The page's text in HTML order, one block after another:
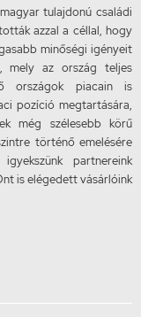
tulajdonú családi
azzal a céllal, hogy
minőségi igényeit
mely az ország teljes
országok piacain is
pozíció megtartására,
még szélesebb körű
történő emelésére
partnereink
is elégedett vásárlóink